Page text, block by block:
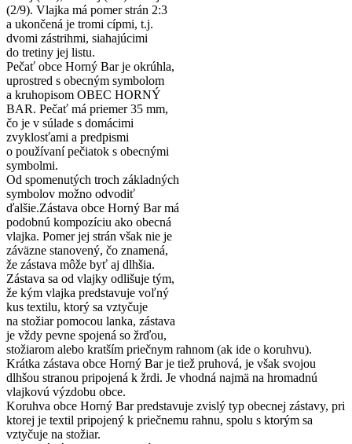
(2/9). Vlajka má pomer strán 2:3
a ukončená je tromi cípmi, t.j.
dvomi zástrihmi, siahajúcimi
do tretiny jej listu.
Pečať obce Horný Bar je okrúhla,
uprostred s obecným symbolom
a kruhopisom OBEC HORNÝ
BAR. Pečať má priemer 35 mm,
čo je v súlade s domácimi
zvyklosťami a predpismi
o používaní pečiatok s obecnými
symbolmi.
Od spomenutých troch základných
symbolov možno odvodiť
ďalšie.Zástava obce Horný Bar má
podobnú kompozíciu ako obecná
vlajka. Pomer jej strán však nie je
záväzne stanovený, čo znamená,
že zástava môže byť aj dlhšia.
Zástava sa od vlajky odlišuje tým,
že kým vlajka predstavuje voľný
kus textilu, ktorý sa vztyčuje
na stožiar pomocou lanka, zástava
je vždy pevne spojená so žrďou,
stožiarom alebo kratším priečnym rahnom (ak ide o koruhvu).
Krátka zástava obce Horný Bar je tiež pruhová, je však svojou
dlhšou stranou pripojená k žrdi. Je vhodná najmä na hromadnú
vlajkovú výzdobu obce.
Koruhva obce Horný Bar predstavuje zvislý typ obecnej zástavy, pri
ktorej je textil pripojený k priečnemu rahnu, spolu s ktorým sa
vztyčuje na stožiar.